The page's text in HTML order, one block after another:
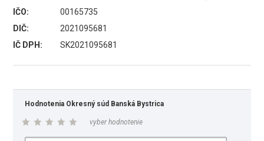
IČO:
00165735
DIČ:
2021095681
IČ DPH:
SK2021095681
Hodnotenia Okresný súd Banská Bystrica
vyber hodnotenie